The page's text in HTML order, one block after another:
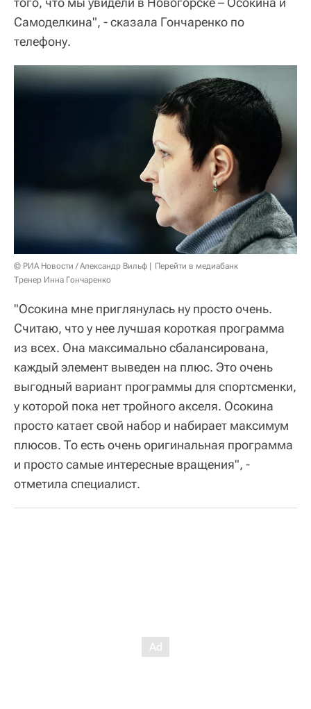
Самоделкина", - сказала Гончаренко по
телефону.
© РИА Новости / Александр Вильф
Перейти в медиабанк
Тренер Инна Гончаренко
"Осокина мне приглянулась ну просто очень.
Считаю, что у нее лучшая короткая программа
из всех. Она максимально сбалансирована,
каждый элемент выведен на плюс. Это очень
выгодный вариант программы для спортсменки,
у которой пока нет тройного акселя. Осокина
просто катает свой набор и набирает максимум
плюсов. То есть очень оригинальная программа
и просто самые интересные вращения", -
отметила специалист.